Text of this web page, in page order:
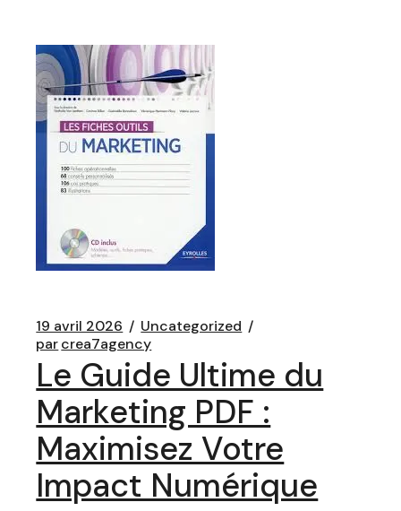
19 avril 2026
Uncategorized
parcrea7agency
Le Guide Ultime du
Marketing PDF :
Maximisez Votre
Impact Numérique